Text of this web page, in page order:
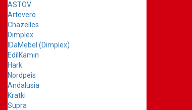
ASTOV
Artevero
Chazelles
Dimplex
IDaMebel (Dimplex)
EdilKamin
Hark
Nordpeis
Andalusia
Kratki
Supra